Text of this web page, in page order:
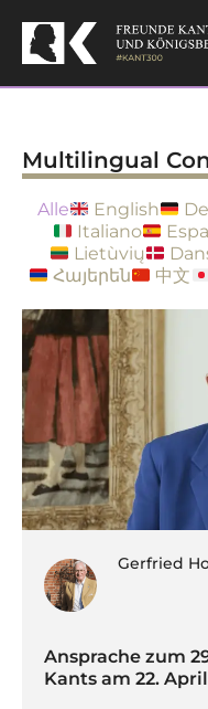
content
Multilingual
Alle English
Italiano
Lietùvių
Հայերեն
中文
Gerfried
Ansprache zum
Kants am 22.